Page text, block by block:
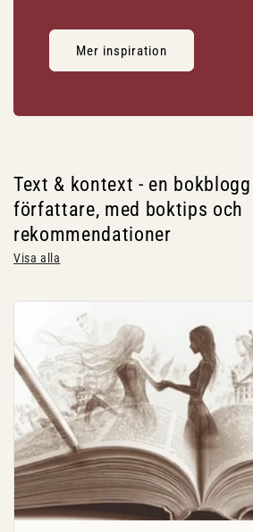
Mer inspiration
Text & kontext - en
författare, med boktips och
rekommendationer
Visa alla